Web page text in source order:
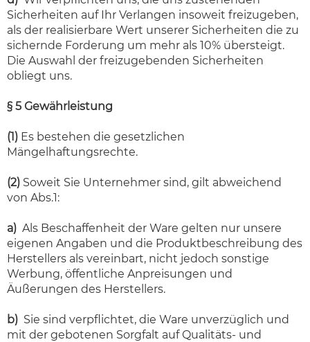
Sicherheiten auf Ihr Verlangen insoweit freizugeben,
als der realisierbare Wert unserer Sicherheiten die zu
sichernde Forderung um mehr als 10% übersteigt.
Die Auswahl der freizugebenden Sicherheiten
obliegt uns.
§ 5 Gewährleistung
(1) Es bestehen die gesetzlichen
Mängelhaftungsrechte.
(2) Soweit Sie Unternehmer sind, gilt abweichend
von Abs.1:
a) Als Beschaffenheit der Ware gelten nur unsere
eigenen Angaben und die Produktbeschreibung des
Herstellers als vereinbart, nicht jedoch sonstige
Werbung, öffentliche Anpreisungen und
Äußerungen des Herstellers.
b) Sie sind verpflichtet, die Ware unverzüglich und
mit der gebotenen Sorgfalt auf Qualitäts- und